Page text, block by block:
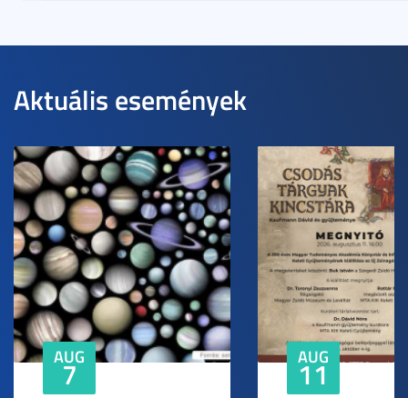
Aktuális események
AUG
7 AUG
11